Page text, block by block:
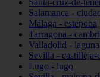
Santa-cruz-de-
Salamanca -
Málaga - estepona
Tarragona -
Valladolid -
Sevilla - castilleja-
Lugo - lugo